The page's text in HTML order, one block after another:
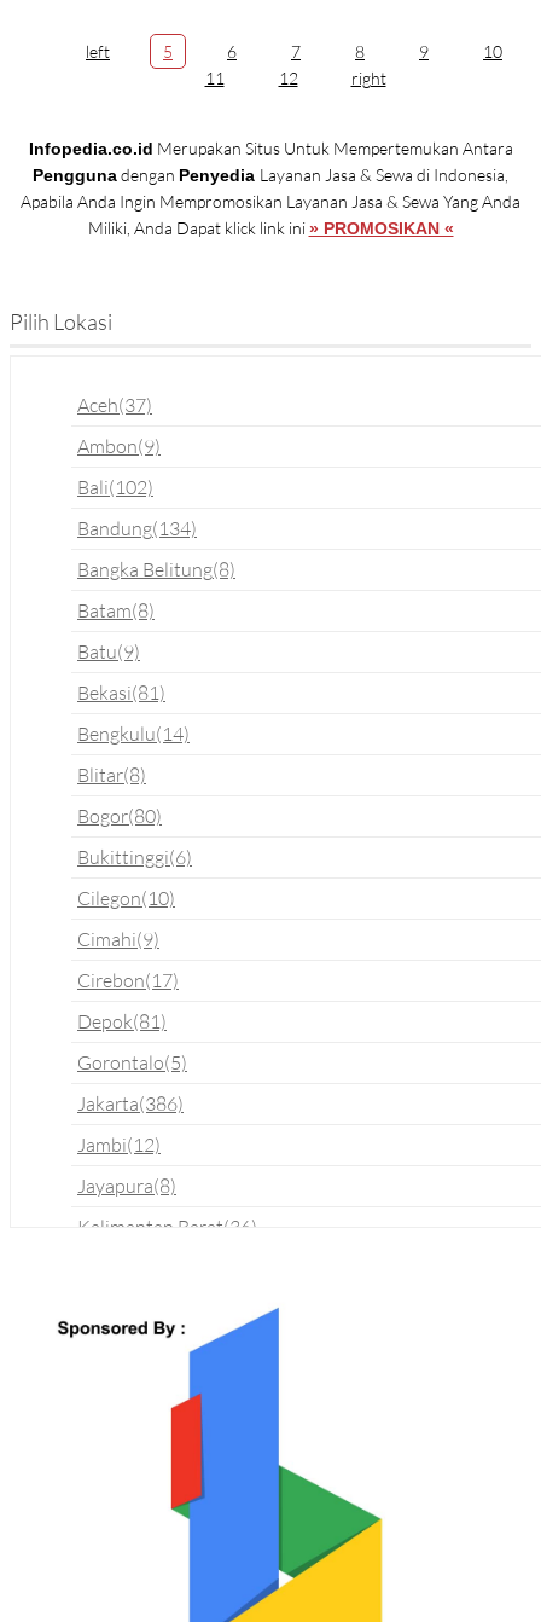
left 5 6 7 8 9
10
11
12 right
Infopedia.co.id Merupakan Situs Untuk Mempertemukan Antara
Penggunadengan Penyedia Layanan Jasa & Sewa di Indonesia,
Apabila Anda Ingin Mempromosikan Layanan Jasa & Sewa Yang Anda
Miliki, Anda Dapat klick link ini» PROMOSIKAN «
Pilih Lokasi
Aceh(37)
Ambon(9)
Bali(102)
Bandung(134)
Bangka Belitung(8)
Batam(8)
Batu(9)
Bekasi(81)
Bengkulu(14)
Blitar(8)
Bogor(80)
Bukittinggi(6)
Cilegon(10)
Cimahi(9)
Cirebon(17)
Depok(81)
Gorontalo(5)
Jakarta(386)
Jambi(12)
Jayapura(8)
Kalimantan Barat(36)
(22)
Kalimantan Timur
Kalimantan Utara
(6)